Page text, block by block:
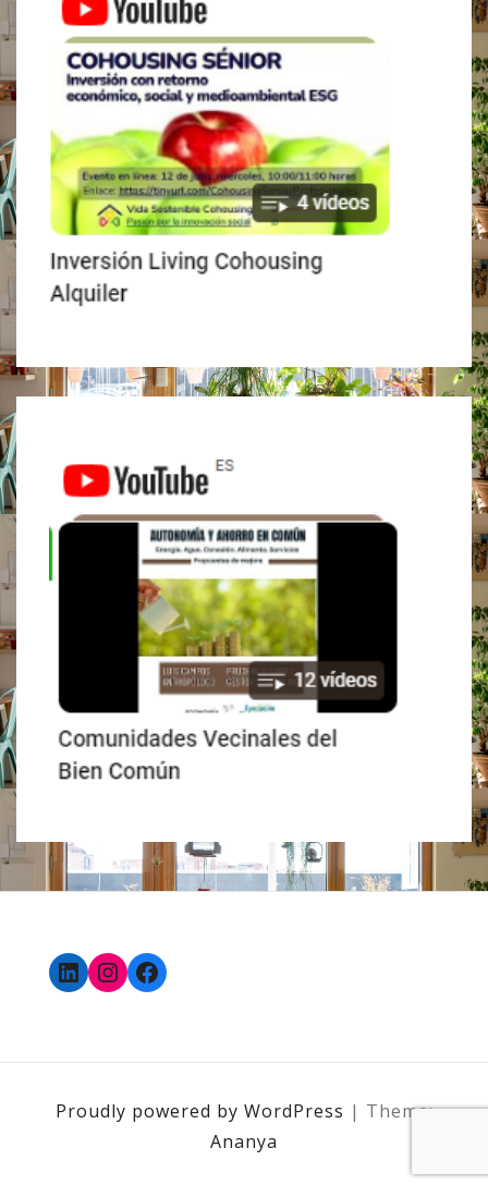
LinkedIn
Instagram
Facebook
Proudly powered by WordPress | Theme:
Ananya